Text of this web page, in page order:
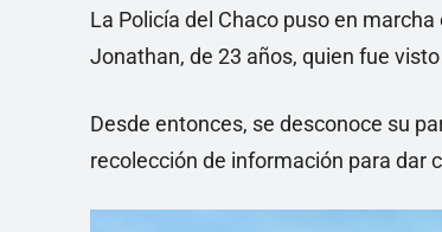
La Policía del Chaco puso en
Jonathan, de 23 años, quien fue
Desde entonces, se desconoce su
recolección de información para dar